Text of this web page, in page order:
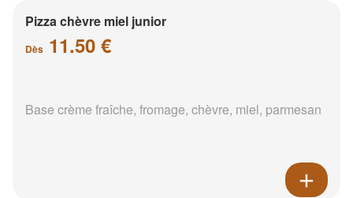
Pizza chèvre miel junior
Dès 11.50 €
Base crème fraîche, fromage, chèvre, miel, parmesan